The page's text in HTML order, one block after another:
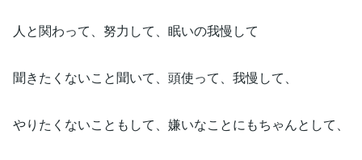
人と関わって、努力して、眠いの我慢して
聞きたくないこと聞いて、頭使って、我慢して、
やりたくないこともして、嫌いなことにもちゃんとして、